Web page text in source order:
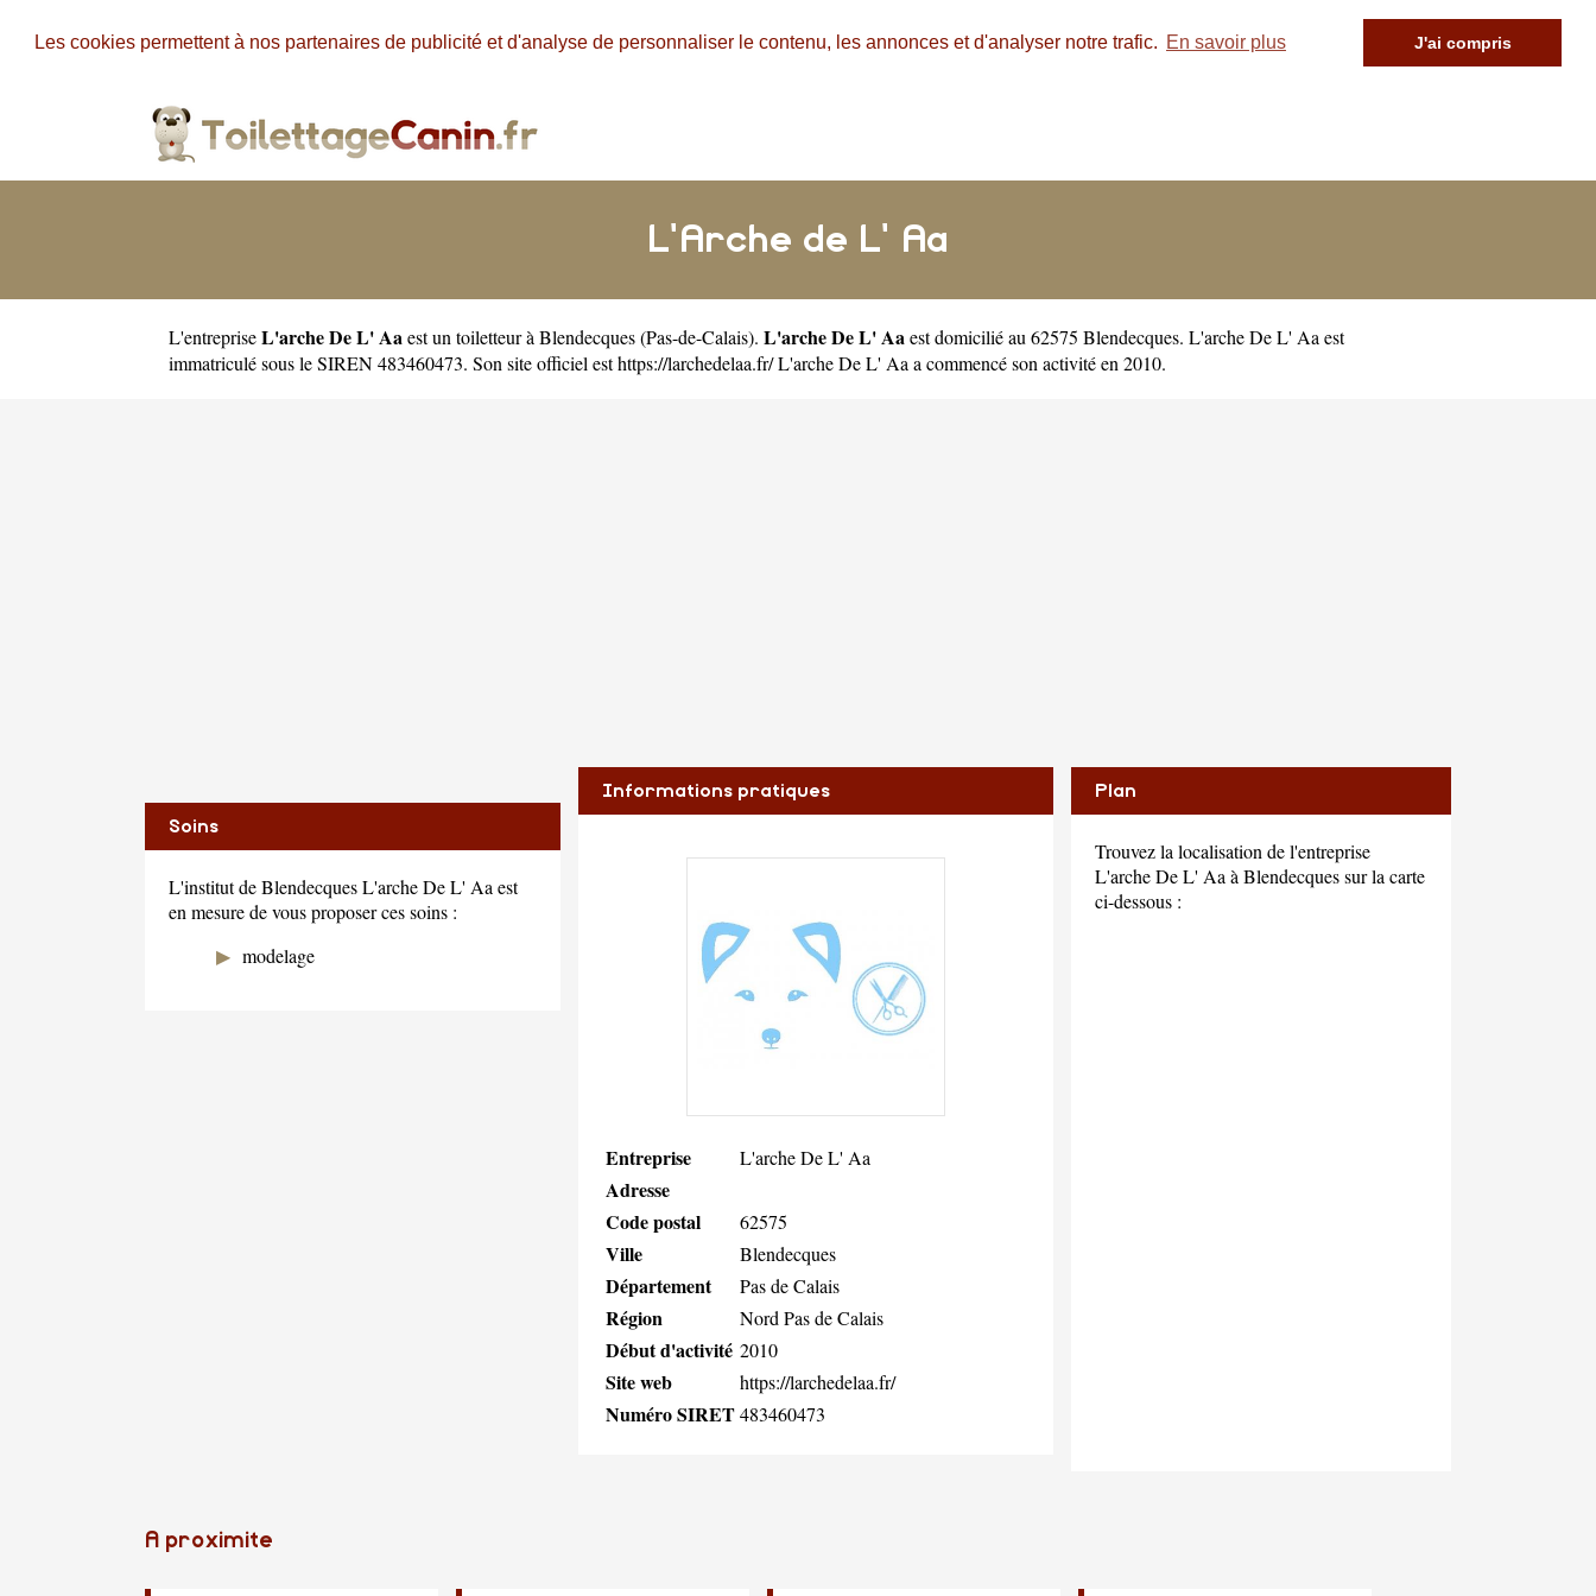
Les cookies permettent à nos partenaires de publicité et d'analyse de personnaliser le contenu, les annonces et d'analyser notre trafic. En savoir plus J'ai compris
L'Arche de L' Aa
L'entrepriseL'arche De L' Aa est un toiletteur à Blendecques(Pas-de-Calais). L'arche De L' Aa est domicilié au 62575 Blendecques. L'arche De L' Aa est
immatriculé sous le SIREN 483460473. Son site officiel esthttps://larchedelaa.fr/L'arche De L' Aa a commencé son activité en 2010.
Soins
L'institut de Blendecques L'arche De L' Aa est
en mesure de vous proposer ces soins :
modelage
Informations pratiques
Entreprise L'arche De L' Aa
Adresse
Code postal
62575
Ville Blendecques
Département Pas de Calais
Région Nord Pas de Calais
Début d'activité 2010
Site web https://larchedelaa.fr/
Numéro SIRET483460473
Plan
Trouvez la localisation de l'entreprise
L'arche De L' Aa à Blendecques sur la carte
ci-dessous :
A proximite